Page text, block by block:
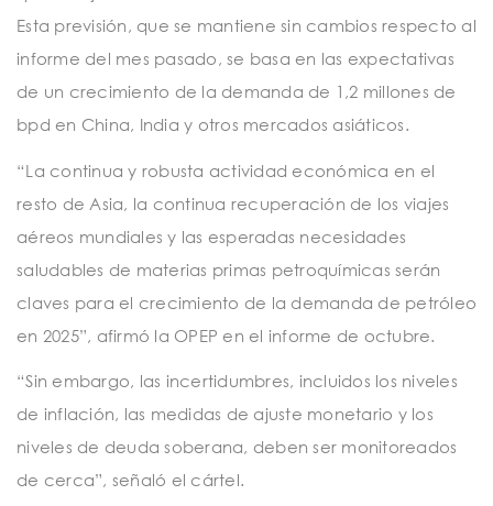
Esta previsión, que se mantiene sin cambios respecto al
informe del mes pasado, se basa en las expectativas
de un crecimiento de la demanda de 1,2 millones de
bpd en China, India y otros mercados asiáticos.
“La continua y robusta actividad económica en el
resto de Asia, la continua recuperación de los viajes
aéreos mundiales y las esperadas necesidades
saludables de materias primas petroquímicas serán
claves para el crecimiento de la demanda de petróleo
en 2025”, afirmó la OPEP en el informe de octubre.
“Sin embargo, las incertidumbres, incluidos los niveles
de inflación, las medidas de ajuste monetario y los
niveles de deuda soberana, deben ser monitoreados
de cerca”, señaló el cártel.